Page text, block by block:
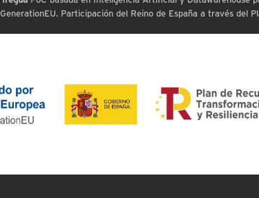
Participación del Reino de España a través del